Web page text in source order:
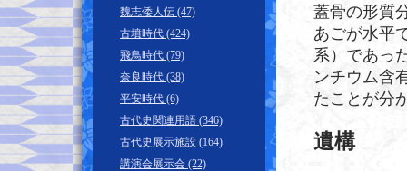
魏志倭人伝 (47)
古墳時代 (424)
飛鳥時代 (79)
奈良時代 (38)
平安時代 (6)
古代史関連用語 (346)
古代史展示施設 (164)
講演会展示会 (22)
蓋骨の形質
あごが水平
系）であっ
ンチウム含
たことが分
遺構